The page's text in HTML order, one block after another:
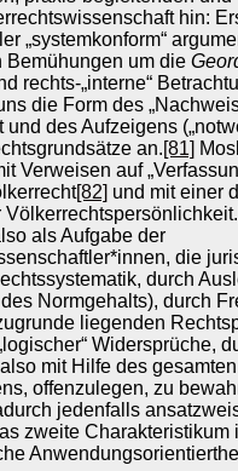
hin:
„systemkonform“
Bemühungen um die
rechts-„interne“
die Form des
und des Aufzeigens
an.[81]
Verweisen auf
[82] und mit einer
Völkerrechtspersönlichkeit.
als Aufgabe der
die
durch
Normgehalts), durch
liegenden
Widersprüche,
mit Hilfe des
offenzulegen, zu
jedenfalls
zweite Charakteristikum